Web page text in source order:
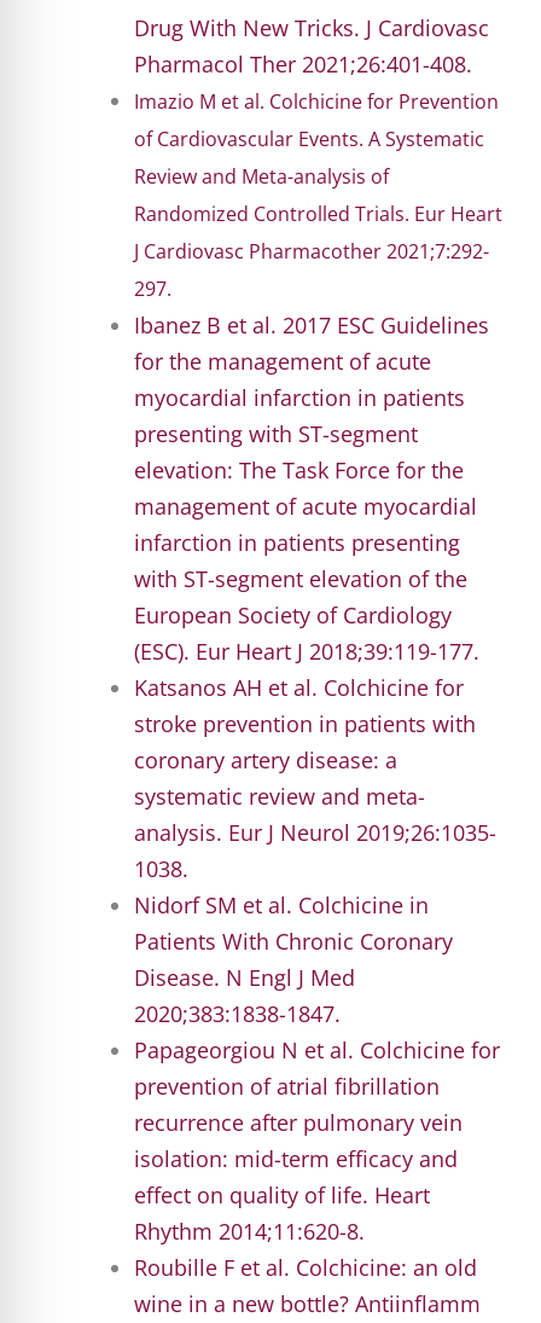
Drug With New Tricks. J Cardiovasc
Pharmacol Ther 2021;26:401-408.
Imazio M et al. Colchicine for Prevention
of Cardiovascular Events. A Systematic
Review and Meta-analysis of
Randomized Controlled Trials. Eur Heart
J Cardiovasc Pharmacother 2021;7:292-
297.
Ibanez B et al. 2017 ESC Guidelines
for the management of acute
myocardial infarction in patients
presenting with ST-segment
elevation: The Task Force for the
management of acute myocardial
infarction in patients presenting
with ST-segment elevation of the
European Society of Cardiology
(ESC). Eur Heart J 2018;39:119-177.
Katsanos AH et al. Colchicine for
stroke prevention in patients with
coronary artery disease: a
systematic review and meta-
analysis. Eur J Neurol 2019;26:1035-
1038.
Nidorf SM et al. Colchicine in
Patients With Chronic Coronary
Disease. N Engl J Med
2020;383:1838-1847.
Papageorgiou N et al. Colchicine for
prevention of atrial fibrillation
recurrence after pulmonary vein
isolation: mid-term efficacy and
effect on quality of life. Heart
Rhythm 2014;11:620-8.
Roubille F et al. Colchicine: an old
wine in a new bottle? Antiinflamm